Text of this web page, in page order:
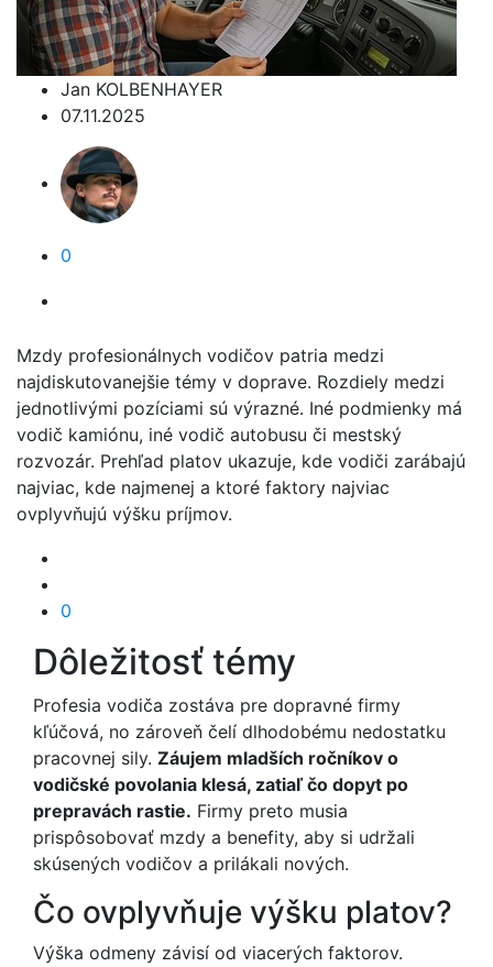
Jan KOLBENHAYER
07.11.2025
0
Mzdy profesionálnych vodičov patria medzi
najdiskutovanejšie témy v doprave. Rozdiely medzi
jednotlivými pozíciami sú výrazné. Iné podmienky má
vodič kamiónu, iné vodič autobusu či mestský
rozvozár. Prehľad platov ukazuje, kde vodiči zarábajú
najviac, kde najmenej a ktoré faktory najviac
ovplyvňujú výšku príjmov.
0
Dôležitosť témy
Profesia vodiča zostáva pre dopravné firmy
kľúčová, no zároveň čelí dlhodobému nedostatku
pracovnej sily. Záujem mladších ročníkov o
vodičské povolania klesá, zatiaľ čo dopyt po
prepravách rastie. Firmy preto musia
prispôsobovať mzdy a benefity, aby si udržali
skúsených vodičov a prilákali nových.
Čo ovplyvňuje výšku platov?
Výška odmeny závisí od viacerých faktorov.